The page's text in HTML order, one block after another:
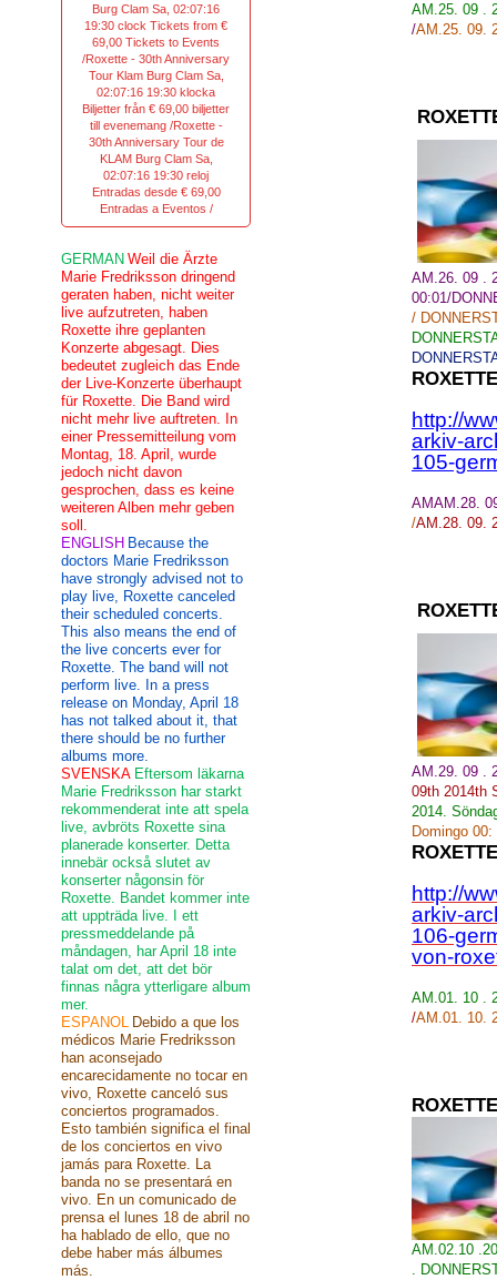
AM.25. 09 .
/AM .25. 09.
AM.26. 09 .
00:01/
/
http://
arkiv-
105-
AMAM.28.
/AM .28. 09.
AM.29. 09 .
09th 2014th
2014.
Domingo 00:
http://
arkiv-
106-
von-
AM.01. 10 .
/AM.01. 10.
AM.02.10
.
Burg Clam Sa, 02:07:16
19:30 clock Tickets from €
69,00 Tickets to Events
/Roxette - 30th Anniversary
Tour Klam Burg Clam Sa,
02:07:16 19:30 klocka
Biljetter från € 69,00 biljetter
till evenemang /Roxette -
30th Anniversary Tour de
KLAM Burg Clam Sa,
02:07:16 19:30 reloj
Entradas desde € 69,00
Entradas a Eventos /
GERMAN Weil die Ärzte
Marie Fredriksson dringend
geraten haben, nicht weiter
live aufzutreten, haben
Roxette ihre geplanten
Konzerte abgesagt. Dies
bedeutet zugleich das Ende
der Live-Konzerte überhaupt
für Roxette. Die Band wird
nicht mehr live auftreten. In
einer Pressemitteilung vom
Montag, 18. April, wurde
jedoch nicht davon
gesprochen, dass es keine
weiteren Alben mehr geben
soll.
ENGLISH Because the
doctors Marie Fredriksson
have strongly advised not to
play live, Roxette canceled
their scheduled concerts.
This also means the end of
the live concerts ever for
Roxette. The band will not
perform live. In a press
release on Monday, April 18
has not talked about it, that
there should be no further
albums more.
SVENSKA Eftersom läkarna
Marie Fredriksson har starkt
rekommenderat inte att spela
live, avbröts Roxette sina
planerade konserter. Detta
innebär också slutet av
konserter någonsin för
Roxette. Bandet kommer inte
att uppträda live. I ett
pressmeddelande på
måndagen, har April 18 inte
talat om det, att det bör
finnas några ytterligare album
mer.
ESPANOL Debido a que los
médicos Marie Fredriksson
han aconsejado
encarecidamente no tocar en
vivo, Roxette canceló sus
conciertos programados.
Esto también significa el final
de los conciertos en vivo
jamás para Roxette. La
banda no se presentará en
vivo. En un comunicado de
prensa el lunes 18 de abril no
ha hablado de ello, que no
debe haber más álbumes
más.